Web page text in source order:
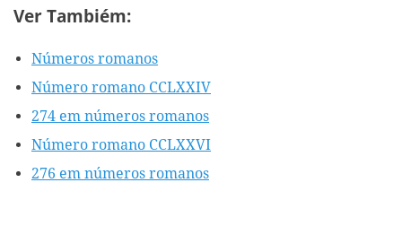
Ver Tambiém:
Números romanos
Número romano CCLXXIV
274 em números romanos
Número romano CCLXXVI
276 em números romanos